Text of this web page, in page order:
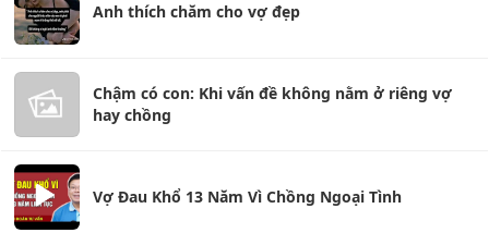
Anh thích chăm cho vợ đẹp
Chậm có con: Khi vấn đề không nằm ở riêng vợ
hay chồng
Vợ Đau Khổ 13 Năm Vì Chồng Ngoại Tình